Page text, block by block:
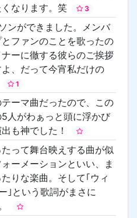
なります。笑
3
ンができました。メンバ
ファンのことを歌ったの
ーに徹する彼らのご挨拶
、だって今宵私だけの
1
ーマ曲だったので、この
人がわぁっと頭に浮かび
も神でした！
って舞台映えする曲が似
ーメーションといい、ま
りな楽曲。そして｢ウィ
｣という歌詞がまさに